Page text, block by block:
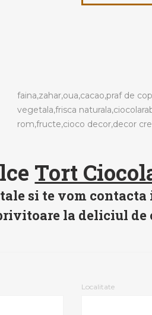
faina,zahar,oua,cacao,praf de
vegetala,frisca
rom,fructe,cioco decor,decor
Tort
si te vom
la deliciul de
Localitate